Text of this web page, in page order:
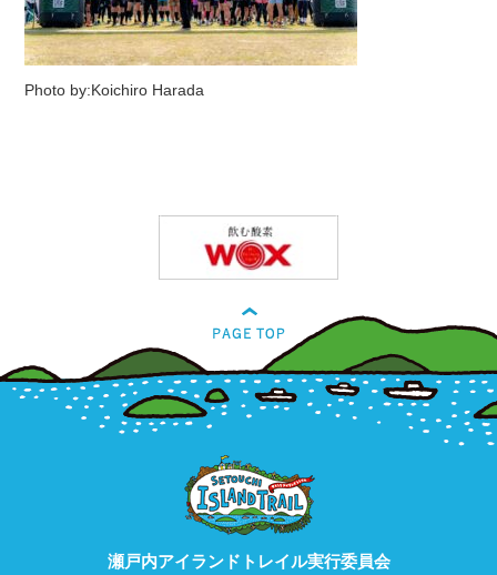
Photo by:Koichiro Harada
瀬戸内アイランドトレイル実行委員会